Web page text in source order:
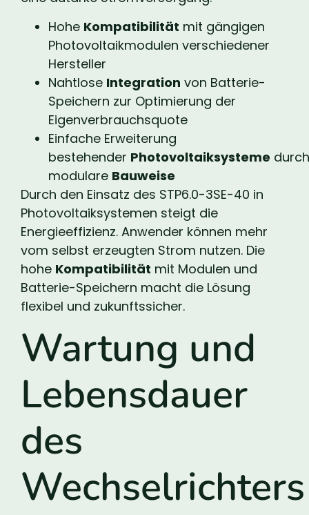
Hohe Kompatibilität mit gängigen
Photovoltaikmodulen verschiedener
Hersteller
Nahtlose Integration von Batterie-
Speichern zur Optimierung der
Eigenverbrauchsquote
Einfache Erweiterung
bestehender Photovoltaiksysteme durch
modulare Bauweise
Durch den Einsatz des STP6.0-3SE-40 in
Photovoltaiksystemen steigt die
Energieeffizienz. Anwender können mehr
vom selbst erzeugten Strom nutzen. Die
hohe Kompatibilität mit Modulen und
Batterie-Speichern macht die Lösung
flexibel und zukunftssicher.
Wartung und
Lebensdauer
des
Wechselrichters